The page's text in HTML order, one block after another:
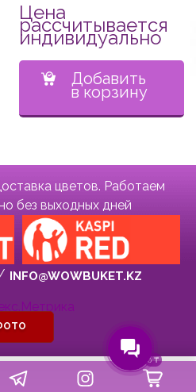
0₸
Цена
рассчитывается
индивидуально
Добавить
в корзину
цветов. Работаем
без выходных дней
INFO@WOWBUKET.KZ